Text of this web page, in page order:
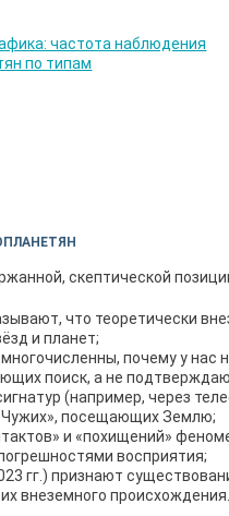
скептической
что теоретически
и планет;
почему у нас
поиск, а не
(например, через
посещающих Землю;
и «похищений»
восприятия;
гг.) признают
внеземного происхождения.